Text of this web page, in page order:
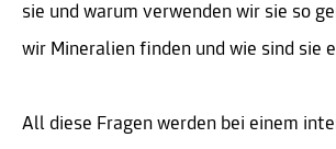
sie und warum verwenden wir sie so
wir Mineralien finden und wie sind sie
All diese Fragen werden bei einem